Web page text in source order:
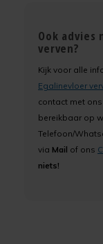
Ook advies
verven?
Kijk voor alle
Egalinevloer
contact met
bereikbaar op
Telefoon/
via Mail of ons
niets!